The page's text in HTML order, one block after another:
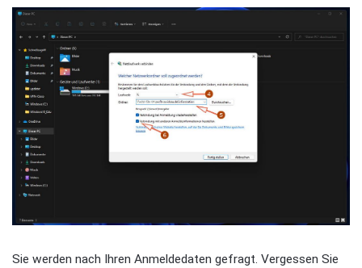
Sie werden nach Ihren Anmeldedaten gefragt. Vergessen Sie